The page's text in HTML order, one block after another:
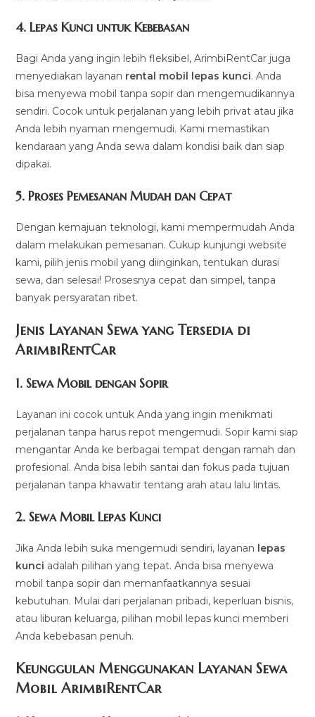
4.Lepas Kunci untuk Kebebasan
Bagi Anda yang ingin lebih fleksibel, ArimbiRentCar juga
menyediakan layanan rental mobil lepas kunci. Anda
bisa menyewa mobil tanpa sopir dan mengemudikannya
sendiri. Cocok untuk perjalanan yang lebih privat atau jika
Anda lebih nyaman mengemudi. Kami memastikan
kendaraan yang Anda sewa dalam kondisi baik dan siap
dipakai.
5.Proses Pemesanan Mudah dan Cepat
Dengan kemajuan teknologi, kami mempermudah Anda
dalam melakukan pemesanan. Cukup kunjungi website
kami, pilih jenis mobil yang diinginkan, tentukan durasi
sewa, dan selesai! Prosesnya cepat dan simpel, tanpa
banyak persyaratan ribet.
Jenis Layanan Sewa yang Tersedia di
ArimbiRentCar
1.Sewa Mobil dengan Sopir
Layanan ini cocok untuk Anda yang ingin menikmati
perjalanan tanpa harus repot mengemudi. Sopir kami siap
mengantar Anda ke berbagai tempat dengan ramah dan
profesional. Anda bisa lebih santai dan fokus pada tujuan
perjalanan tanpa khawatir tentang arah atau lalu lintas.
2.Sewa Mobil Lepas Kunci
Jika Anda lebih suka mengemudi sendiri, layanan lepas
kunci adalah pilihan yang tepat. Anda bisa menyewa
mobil tanpa sopir dan memanfaatkannya sesuai
kebutuhan. Mulai dari perjalanan pribadi, keperluan bisnis,
atau liburan keluarga, pilihan mobil lepas kunci memberi
Anda kebebasan penuh.
Keunggulan Menggunakan Layanan Sewa
Mobil ArimbiRentCar